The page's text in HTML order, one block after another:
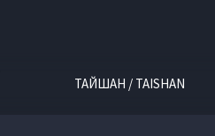
ТАЙШАН / TAISHAN